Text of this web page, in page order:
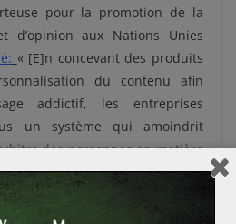
pour la promotion de la
d’opinion aux Nations Unies
« [E]n concevant des produits
du contenu
afin
addictif, les entreprises
un système qui
amoindrit
des personnes en matière
»
pas exclusivement sur la